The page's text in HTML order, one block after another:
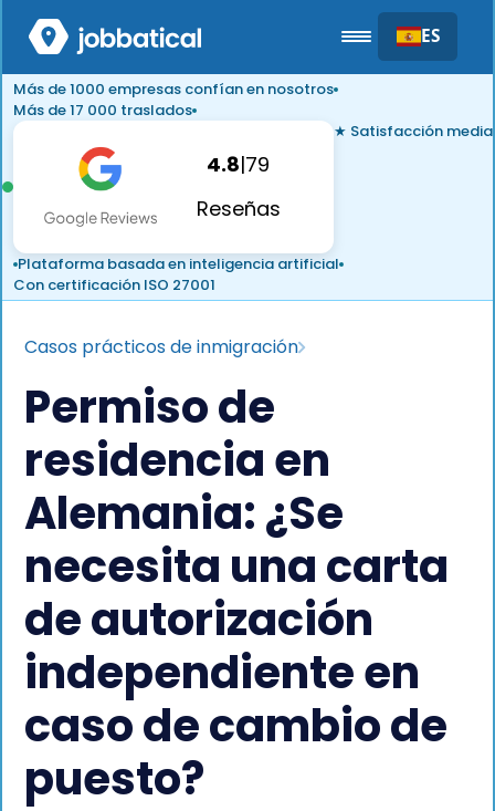
ES
Más de 1000 empresas confían en nosotros
Más de 17 000 traslados
4.8|79
Reseñas
★ Satisfacción media
Plataforma basada en inteligencia artificial
Con certificación ISO 27001
Casos prácticos de inmigración
Permiso de
residencia en
Alemania: ¿Se
necesita una carta
de autorización
independiente en
caso de cambio de
puesto?